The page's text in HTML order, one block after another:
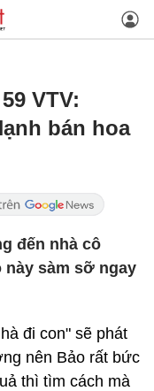
VTV:
bán hoa
đến nhà cô
này sàm sỡ ngay
đi con" sẽ phát
nên Bảo rất bức
thì tìm cách mà